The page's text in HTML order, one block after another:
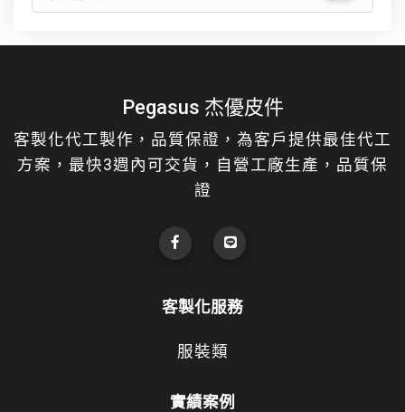
Pegasus 杰優皮件
客製化代工製作，品質保證，為客戶提供最佳代工
方案，最快3週內可交貨，自營工廠生產，品質保
證
客製化服務
服裝類
實績案例